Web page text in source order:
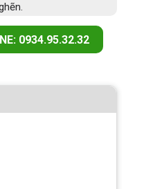
0934.95.32.32